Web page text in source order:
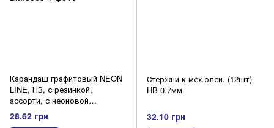
Карандаш графитовый NEON
LINE, НВ, с резинкой,
ассорти, с неоновой
полоской, блистер 4 шт.
28.62 грн
Стержни к мех.олей. (12шт)
HB 0.7мм
32.10 грн